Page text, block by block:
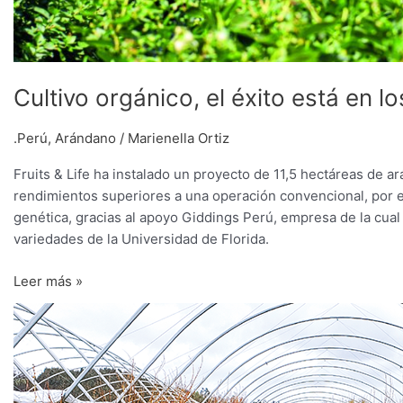
Cultivo orgánico, el éxito está en
.Perú, Arándano / Marienella Ortiz
Fruits & Life ha instalado un proyecto de 11,5 hectáreas de
rendimientos superiores a una operación convencional, por
genética, gracias al apoyo Giddings Perú, empresa de la
variedades de la Universidad de Florida.
Leer más »
“Muchas
veces
el
error
está